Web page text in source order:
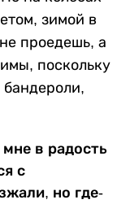
зимой в
проедешь, а
поскольку
в радость
с
но где-